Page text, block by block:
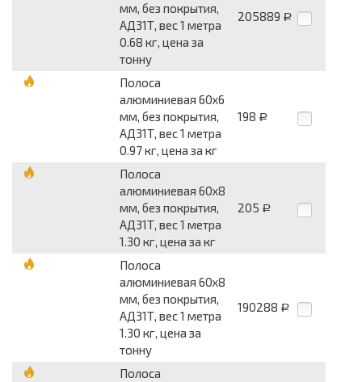
мм, без покрытия,
АД31Т, вес 1 метра
0.68 кг, цена за
тонну
205889 Р
Полоса
алюминиевая 60x6
мм, без покрытия,
АД31Т, вес 1 метра
0.97 кг, цена за кг
198 Р
Полоса
алюминиевая 60x8
мм, без покрытия,
АД31Т, вес 1 метра
1.30 кг, цена за кг
205 Р
Полоса
алюминиевая 60x8
мм, без покрытия,
АД31Т, вес 1 метра
1.30 кг, цена за
тонну
190288 Р
Полоса